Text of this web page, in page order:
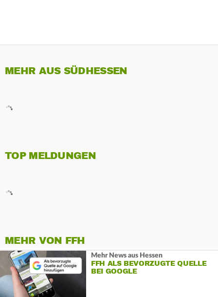
MEHR AUS SÜDHESSEN
TOP MELDUNGEN
MEHR VON FFH
Mehr News aus Hessen
FFH ALS BEVORZUGTE QUELLE
BEI GOOGLE